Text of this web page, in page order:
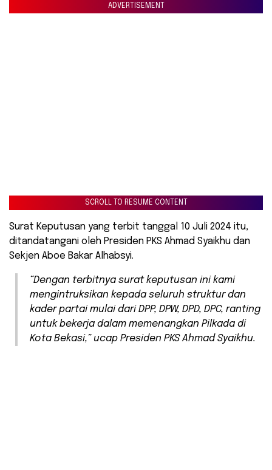
ADVERTISEMENT
SCROLL TO RESUME CONTENT
Surat Keputusan yang terbit tanggal 10 Juli 2024 itu,
ditandatangani oleh Presiden PKS Ahmad Syaikhu dan
Sekjen Aboe Bakar Alhabsyi.
“Dengan terbitnya surat keputusan ini kami
mengintruksikan kepada seluruh struktur dan
kader partai mulai dari DPP, DPW, DPD, DPC, ranting
untuk bekerja dalam memenangkan Pilkada di
Kota Bekasi,” ucap Presiden PKS Ahmad Syaikhu.